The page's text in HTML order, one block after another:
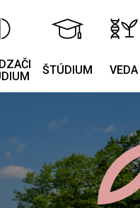
ŠTÚDIUM VEDA